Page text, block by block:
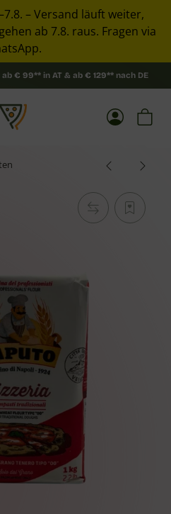
– Versand läuft weiter,
ab 7.8. raus. Fragen via
ab € 99** in AT & ab € 129** nach DE